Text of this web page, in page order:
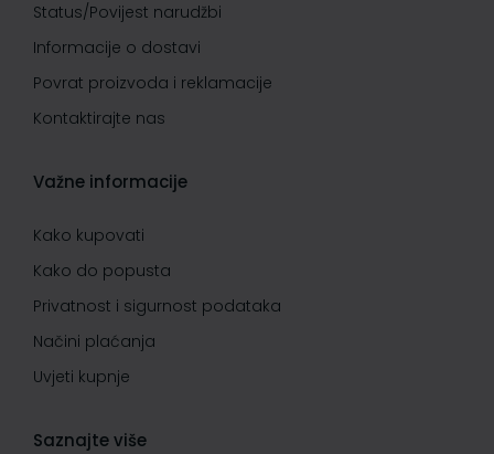
Status/Povijest narudžbi
Informacije o dostavi
Povrat proizvoda i reklamacije
Kontaktirajte nas
Važne informacije
Kako kupovati
Kako do popusta
Privatnost i sigurnost podataka
Načini plaćanja
Uvjeti kupnje
Saznajte više